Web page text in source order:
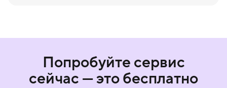
Попробуйте сервис
сейчас — это бесплатно